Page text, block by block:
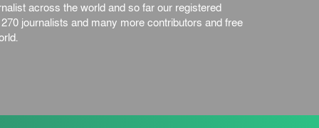
across the world and so far our registered
journalists and many more contributors and free